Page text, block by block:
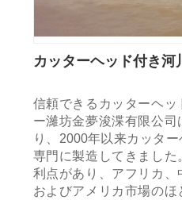
カッターヘッド付き河
信頼できるカッターヘッ
ー濰坊金夢浚渫有限公
り、2000年以来カッタ
専門に製造してきまし
利点があり、アフリカ
およびアメリカ市場のほ